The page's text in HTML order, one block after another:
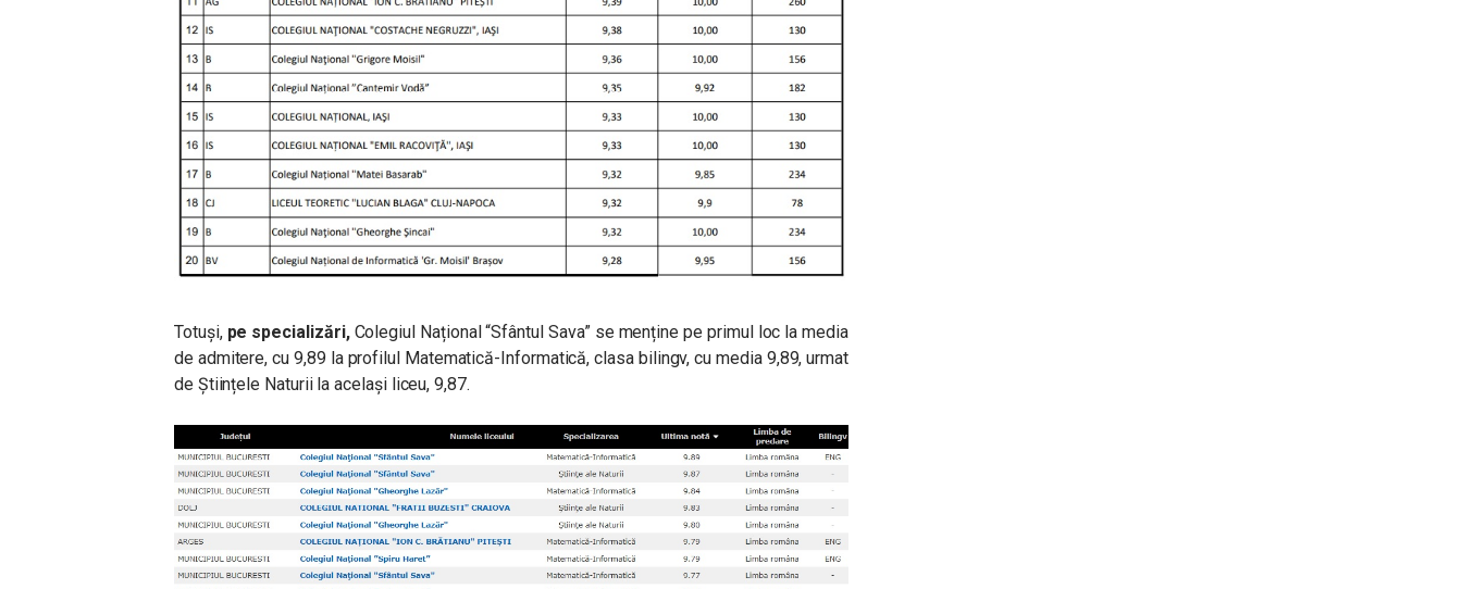
Totuși, pe specializări,Colegiul Național “Sfântul Sava” se menține pe primul loc la media
de admitere, cu 9,89 la profilul Matematică-Informatică, clasa bilingv, cu media 9,89, urmat
de Științele Naturii la același liceu, 9,87.